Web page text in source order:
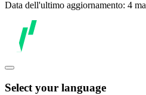
Data dell'ultimo aggiornamento: 4
Select your language